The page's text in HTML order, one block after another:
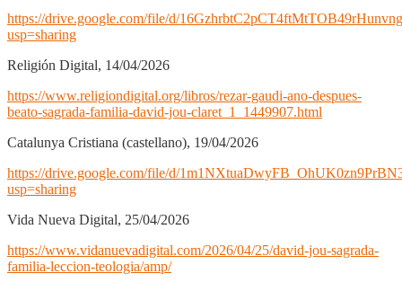
https://drive.google.com/file/d/
usp=sharing
Religión Digital, 14/04/2026
https://www.religiondigital.org/libros/rezar-gaudi-ano-despues-
beato-sagrada-familia-david-jou-claret_1_1449907.html
Catalunya Cristiana (castellano), 19/04/2026
https://drive.google.com/file/d/
usp=sharing
Vida Nueva Digital, 25/04/2026
https://www.vidanuevadigital.com/2026/04/25/david-jou-sagrada-
familia-leccion-teologia/amp/